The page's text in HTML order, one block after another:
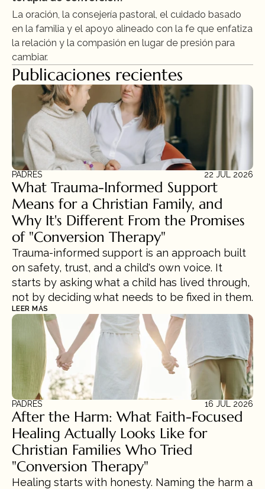
La oración, la consejería pastoral, el cuidado basado
en la familia y el apoyo alineado con la fe que enfatiza
la relación y la compasión en lugar de presión para
cambiar.
Publicaciones recientes
PADRES 22 JUL 2026
What Trauma-Informed Support
Means for a Christian Family, and
Why It's Different From the Promises
of "Conversion Therapy"
Trauma-informed support is an approach built
on safety, trust, and a child's own voice. It
starts by asking what a child has lived through,
not by deciding what needs to be fixed in them.
LEER MÁS
PADRES 16 JUL 2026
After the Harm: What Faith-Focused
Healing Actually Looks Like for
Christian Families Who Tried
"Conversion Therapy"
Healing starts with honesty. Naming the harm a